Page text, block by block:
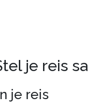
je reis
je reis